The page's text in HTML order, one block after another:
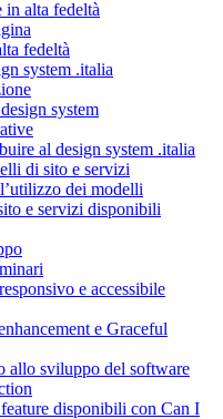
in alta fedeltà
fedeltà
system .italia
system
al design system .italia
di sito e servizi
dei modelli
e servizi disponibili
e accessibile
e Graceful
allo sviluppo del software
disponibili con Can I